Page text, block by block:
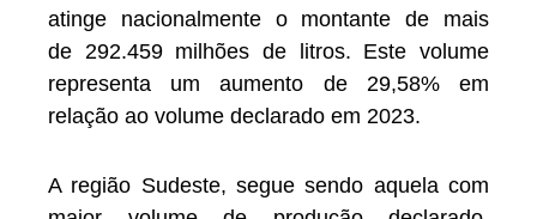
atinge nacionalmente o montante de mais
de 292.459 milhões de litros. Este volume
representa um aumento de 29,58% em
relação ao volume declarado em 2023.
A região Sudeste, segue sendo aquela com